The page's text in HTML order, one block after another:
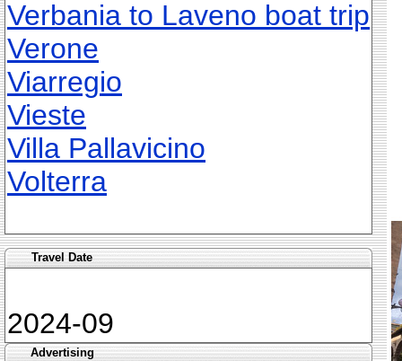
Verbania to Laveno boat trip
Verone
Viarregio
Vieste
Villa Pallavicino
Volterra
Travel Date
2024-09
Advertising